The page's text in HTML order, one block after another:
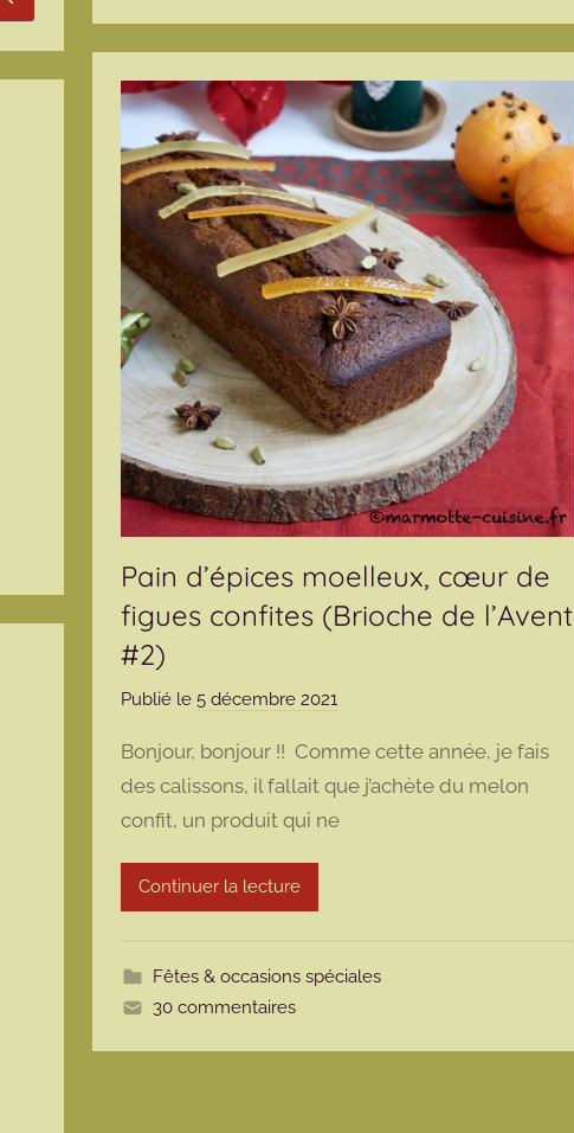
Pain d’épices moelleux, cœur de
figues confites (Brioche de l’Avent
#2)
Publié le 5 décembre 2021p
r
m
a
t
Bonjour, bonjour !! Comme cette année, je fais
des calissons, il fallait que j’achète du melon
confit, un produit qui ne
Continuer la lecture
Fêtes & occasions spéciales
30 commentaires
Rechercher